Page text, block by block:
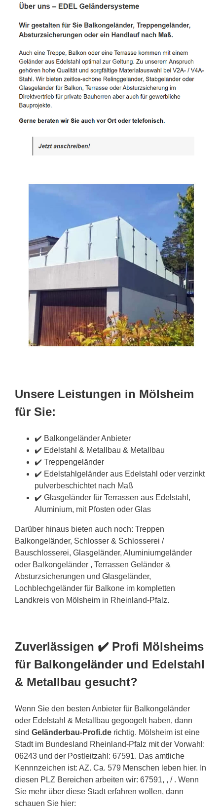
Unsere Leistungen in Mölsheim
für Sie:
✔️ Balkongeländer Anbieter
✔️ Edelstahl & Metallbau & Metallbau
✔️ Treppengeländer
✔️ Edelstahlgeländer aus Edelstahl oder verzinkt
pulverbeschichtet nach Maß
✔️ Glasgeländer für Terrassen aus Edelstahl,
Aluminium, mit Pfosten oder Glas
Darüber hinaus bieten auch noch: Treppen
Balkongeländer, Schlosser & Schlosserei /
Bauschlosserei, Glasgeländer, Aluminiumgeländer
oder Balkongeländer , Terrassen Geländer &
Absturzsicherungen und Glasgeländer,
Lochblechgeländer für Balkone im kompletten
Landkreis von Mölsheim in Rheinland-Pfalz.
Zuverlässigen ✔️ Profi Mölsheims
für Balkongeländer und Edelstahl
& Metallbau gesucht?
Wenn Sie den besten Anbieter für Balkongeländer
oder Edelstahl & Metallbau gegoogelt haben, dann
sind Geländerbau-Profi.de richtig. Mölsheim ist eine
Stadt im Bundesland Rheinland-Pfalz mit der Vorwahl:
06243 und der Postleitzahl: 67591. Das amtliche
Kennnzeichen ist: AZ. Ca. 579 Menschen leben hier. In
diesen PLZ Bereichen arbeiten wir: 67591, , / . Wenn
Sie mehr über diese Stadt erfahren wollen, dann
schauen Sie hier: